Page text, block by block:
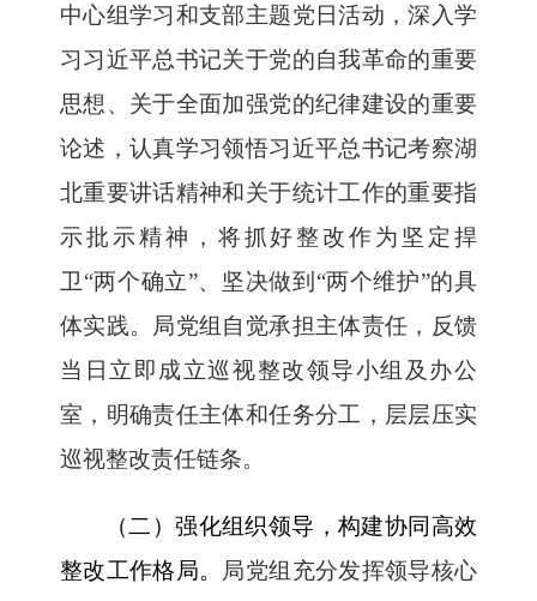
中心组学习和支部主题党日活动，深入学
习习近平总书记关于党的自我革命的重要
思想、关于全面加强党的纪律建设的重要
论述，认真学习领悟习近平总书记考察湖
北重要讲话精神和关于统计工作的重要指
示批示精神，将抓好整改作为坚定捍
卫“两个确立”、坚决做到“两个维护”的具
体实践。局党组自觉承担主体责任，反馈
当日立即成立巡视整改领导小组及办公
室，明确责任主体和任务分工，层层压实
巡视整改责任链条。
（二）强化组织领导，构建协同高效
整改工作格局。
局党组充分发挥领导核心